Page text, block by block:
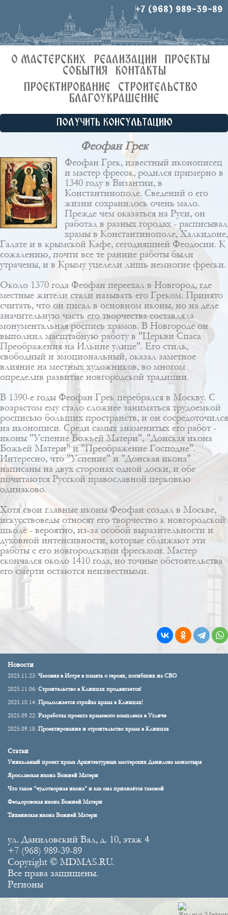
+7 (968) 989-39-89
О МАСТЕРСКИХ РЕАЛИЗАЦИИ
ПРОЕКТЫ
СОБЫТИЯ
КОНТАКТЫ
ПРОЕКТИРОВАНИЕ
СТРОИТЕЛЬСТВО
БЛАГОУКРАШЕНИЕ
ПОЛУЧИТЬ КОНСУЛЬТАЦИЮ
Феофан Грек
Феофан Грек, известный иконописец
и мастер фресок, родился примерно в
1340 году в Византии, в
Константинополе. Сведений о его
жизни сохранилось очень мало.
Прежде чем оказаться на Руси, он
работал в разных городах - расписывал
храмы в Константинополе, Халкидоне,
Галате и в крымской Кафе, сегодняшней Феодосии. К
сожалению, почти все те ранние работы были
утрачены, и в Крыму уцелели лишь немногие фрески.
Около 1370 года Феофан переехал в Новгород, где
местные жители стали называть его Греком. Принято
считать, что он писал в основном иконы, но на деле
значительную часть его творчества составляла
монументальная роспись храмов. В Новгороде он
выполнил масштабную работу в "Церкви Спаса
Преображения на Ильине улице". Его стиль,
свободный и эмоциональный, оказал заметное
влияние на местных художников, во многом
определив развитие новгородской традиции.
В 1390-е годы Феофан Грек перебрался в Москву. С
возрастом ему стало сложнее заниматься трудоемкой
росписью больших пространств, и он сосредоточился
на иконописи. Среди самых знаменитых его работ -
иконы "Успение Божьей Матери", "Донская икона
Божьей Матери" и "Преображение Господне".
Интересно, что "Успение" и "Донская икона"
написаны на двух сторонах одной доски, и обе
почитаются Русской православной церковью
одинаково.
Хотя свои главные иконы Феофан создал в Москве,
искусствоведы относят его творчество к новгородской
школе - вероятно, из-за особой выразительности и
духовной интенсивности, которые сближают эти
работы с его новгородскими фресками. Мастер
скончался около 1410 года, но точные обстоятельства
его смерти остаются неизвестными.
Новости
2025.11.23: Часовня в Истре в память о героях, погибших на СВО
2025.11.06: Строительство в Клинцах продвигается!
2025.10.14: Продолжается стройка храма в Клинцах!
2025.09.22: Разработка проекта храмового комплекса в Угличе
2025.09.18: Проектирование и строительство храма в Клинцах
Статьи
Уникальный проект храма Архитектурных мастерских Данилова монастыря
Ярославская икона Божией Матери
Что такое "чудотворная икона" и как она признаётся таковой
Феодоровская икона Божией Матери
Тихвинская икона Божией Матери
ул. Даниловский Вал, д. 10, этаж 4
+7 (968) 989-39-89
Copyright © MDMAS.RU.
Все права защищены.
Регионы